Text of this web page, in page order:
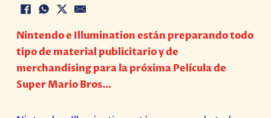
Nintendo e Illumination están preparando todo
tipo de material publicitario y de
merchandising para la próxima Película de
Super Mario Bros…